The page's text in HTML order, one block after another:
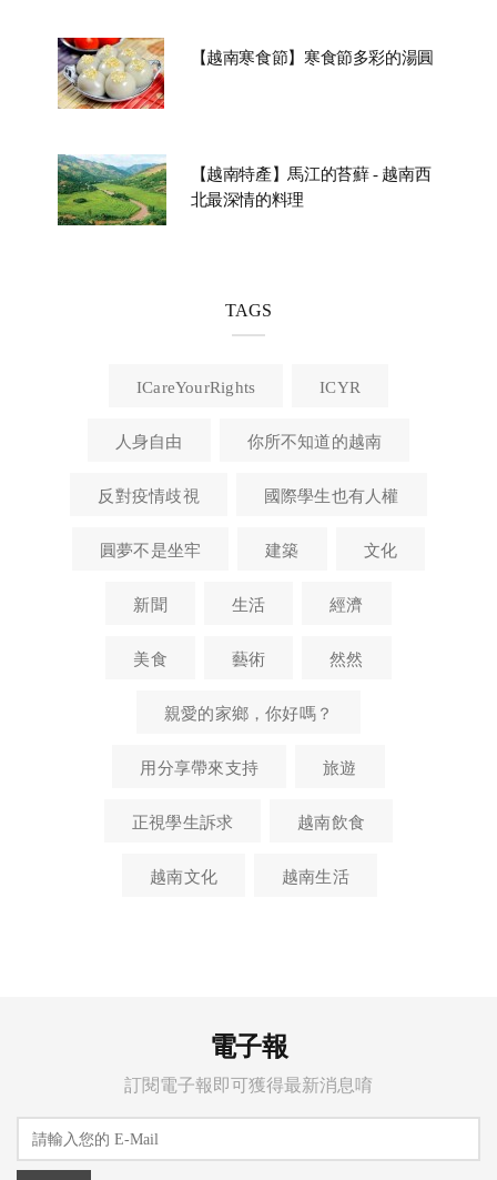
【越南寒食節】寒食節多彩的湯圓
【越南特產】馬江的苔蘚 - 越南西
北最深情的料理
TAGS
ICareYourRights ICYR
人身自由 你所不知道的越南
反對疫情歧視 國際學生也有人權
圓夢不是坐牢 建築 文化
新聞 生活 經濟
美食 藝術 然然
親愛的家鄉，你好嗎？
用分享帶來支持 旅遊
正視學生訴求 越南飲食
越南文化 越南生活
電子報
訂閱電子報即可獲得最新消息唷